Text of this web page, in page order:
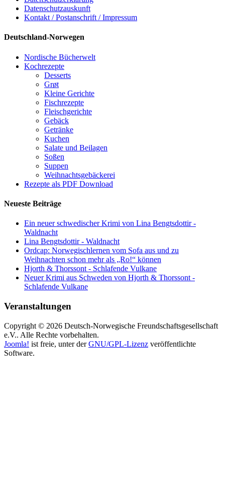
Datenschutzauskunft
Kontakt / Postanschrift / Impressum
Deutschland-Norwegen
Nordische Bücherwelt
Kochrezepte
Desserts
Grøt
Kleine Gerichte
Fischrezepte
Fleischgerichte
Gebäck
Getränke
Kuchen
Salate und Beilagen
Soßen
Suppen
Weihnachtsgebäckerei
Rezepte als PDF Download
Neueste Beiträge
Ein neuer schwedischer Krimi von Lina Bengtsdottir -
Waldnacht
Lina Bengtsdottir - Waldnacht
Ordcap: Norwegischlernen vom Sofa aus und zu
Weihnachten schon mehr als „Ro!“ können
Hjorth & Thorssont - Schlafende Vulkane
Neuer Krimi aus Schweden von Hjorth & Thorssont -
Schlafende Vulkane
Veranstaltungen
Copyright © 2026 Deutsch-Norwegische Freundschaftsgesellschaft
e.V.. Alle Rechte vorbehalten.
Joomla! ist freie, unter derGNU/GPL-Lizenz veröffentlichte
Software.